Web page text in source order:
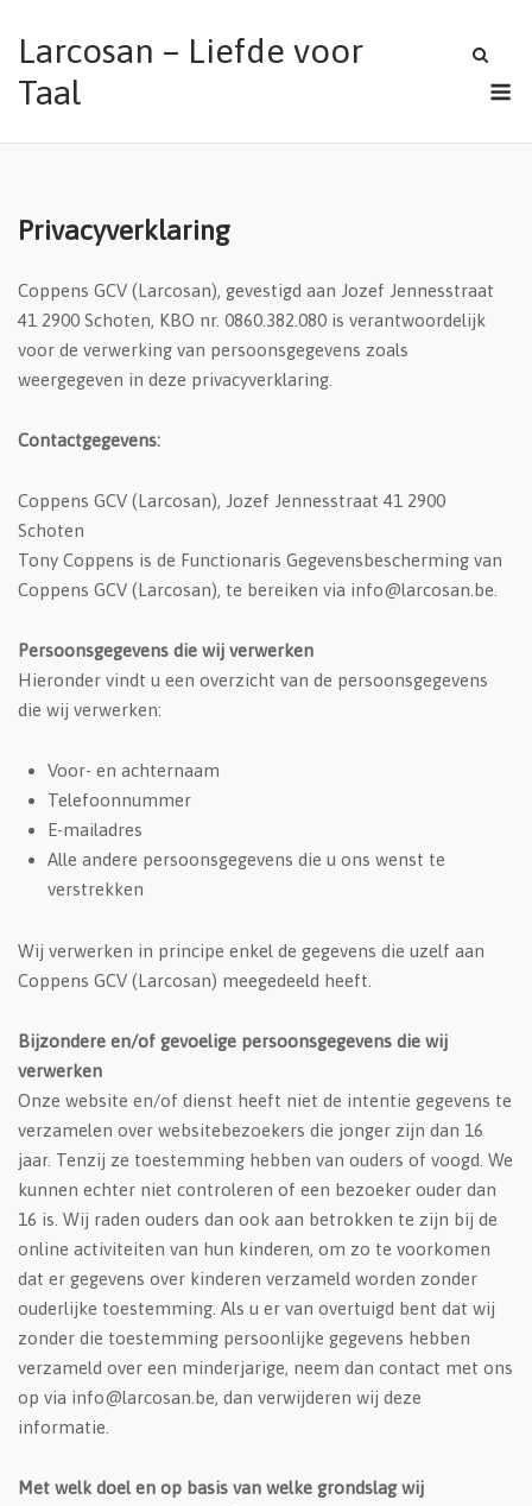
Larcosan – Liefde voor
Taal
Privacyverklaring
Coppens GCV (Larcosan), gevestigd aan Jozef Jennesstraat
41 2900 Schoten, KBO nr. 0860.382.080 is verantwoordelijk
voor de verwerking van persoonsgegevens zoals
weergegeven in deze privacyverklaring.
Contactgegevens:
Coppens GCV (Larcosan), Jozef Jennesstraat 41 2900
Schoten
Tony Coppens is de Functionaris Gegevensbescherming van
Coppens GCV (Larcosan), te bereiken via info@larcosan.be.
Persoonsgegevens die wij verwerken
Hieronder vindt u een overzicht van de persoonsgegevens
die wij verwerken:
Voor- en achternaam
Telefoonnummer
E-mailadres
Alle andere persoonsgegevens die u ons wenst te
verstrekken
Wij verwerken in principe enkel de gegevens die uzelf aan
Coppens GCV (Larcosan) meegedeeld heeft.
Bijzondere en/of gevoelige persoonsgegevens die wij
verwerken
Onze website en/of dienst heeft niet de intentie gegevens te
verzamelen over websitebezoekers die jonger zijn dan 16
jaar. Tenzij ze toestemming hebben van ouders of voogd. We
kunnen echter niet controleren of een bezoeker ouder dan
16 is. Wij raden ouders dan ook aan betrokken te zijn bij de
online activiteiten van hun kinderen, om zo te voorkomen
dat er gegevens over kinderen verzameld worden zonder
ouderlijke toestemming. Als u er van overtuigd bent dat wij
zonder die toestemming persoonlijke gegevens hebben
verzameld over een minderjarige, neem dan contact met ons
op via info@larcosan.be, dan verwijderen wij deze
informatie.
Met welk doel en op basis van welke grondslag wij